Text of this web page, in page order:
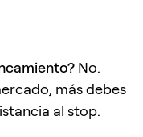
No.
más debes
al stop.